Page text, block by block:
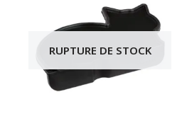
RUPTURE DE STOCK